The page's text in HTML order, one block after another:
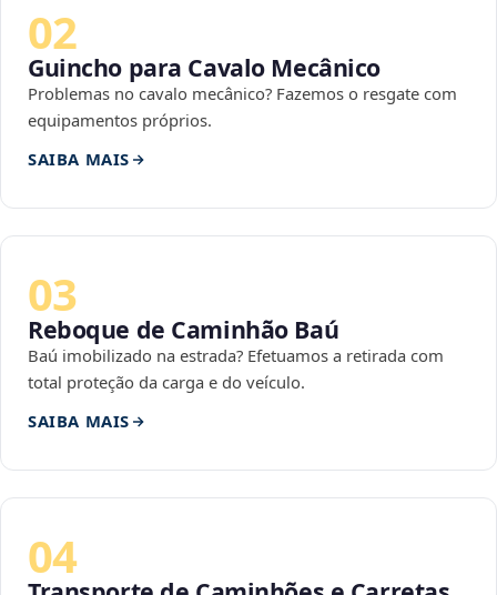
02
Guincho para Cavalo Mecânico
Problemas no cavalo mecânico? Fazemos o resgate com
equipamentos próprios.
SAIBA MAIS
03
Reboque de Caminhão Baú
Baú imobilizado na estrada? Efetuamos a retirada com
total proteção da carga e do veículo.
SAIBA MAIS
04